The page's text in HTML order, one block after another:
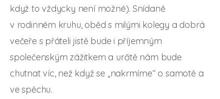
když to vždycky není možné). Snídaně
v rodinném kruhu, oběd s milými kolegy a dobrá
večeře s přáteli jistě bude i příjemným
společenským zážitkem a určitě nám bude
chutnat víc, než když se „nakrmíme“ o samotě a
ve spěchu.